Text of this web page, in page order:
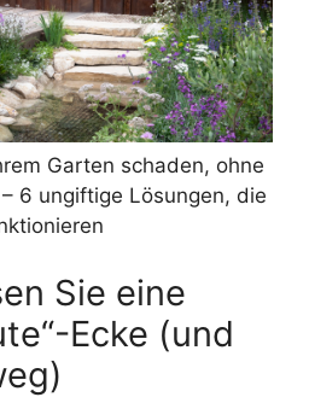
Garten schaden, ohne
6 ungiftige Lösungen, die
Sie eine
Ecke (und